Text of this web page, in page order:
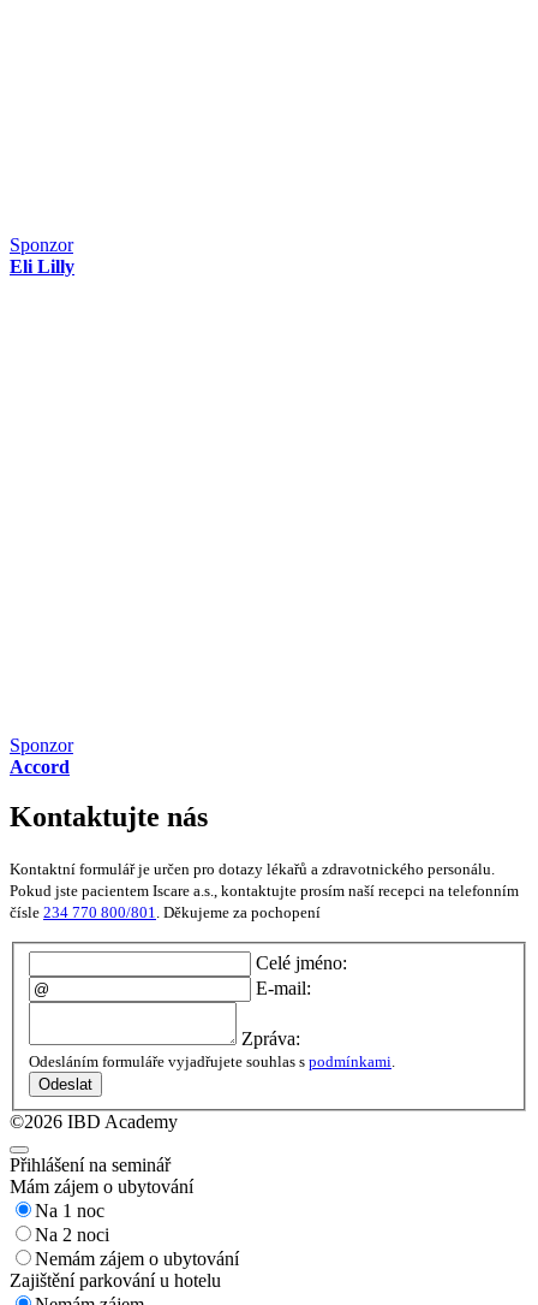
Sponzor
Eli Lilly
Sponzor
Accord
Kontaktujte nás
Kontaktní formulář je určen pro dotazy lékařů a zdravotnického personálu.
Pokud jste pacientem Iscare a.s., kontaktujte prosím naší recepci na telefonním
čísle 234 770 800/801. Děkujeme za pochopení
Celé jméno:
E-mail:
Zpráva:
Odesláním formuláře vyjadřujete souhlas s podmínkami
Odeslat
©2026 IBD Academy
Přihlášení na seminář
Mám zájem o ubytování
Na 1 noc
Na 2 noci
Nemám zájem o ubytování
Zajištění parkování u hotelu